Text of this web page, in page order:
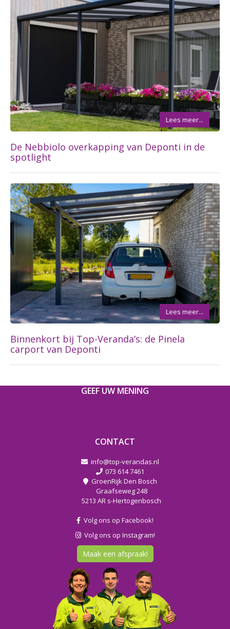
De Nebbiolo overkapping van Deponti in de
spotlight
Lees meer...
Binnenkort bij Top-Veranda’s: de Pinela
carport van Deponti
Lees meer...
GEEF UW MENING
CONTACT
info@top-verandas.nl
073 614 7461
GroenRijk Den Bosch
Graafseweg 248
5213 AR s-Hertogenbosch
Volg ons op Facebook!
Volg ons op Instagram!
Maak een afspraak!